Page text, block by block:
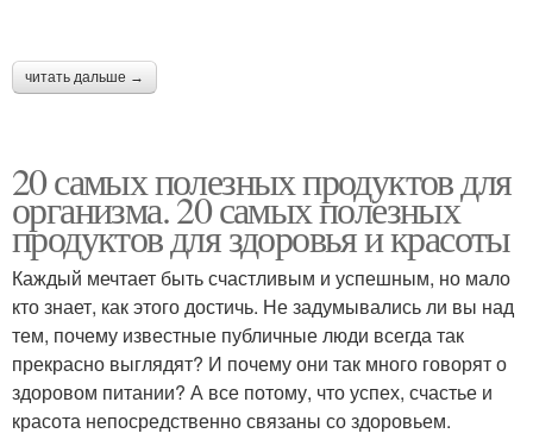
читать дальше →
20 самых полезных продуктов для
организма. 20 самых полезных
продуктов для здоровья и красоты
Каждый мечтает быть счастливым и успешным, но мало
кто знает, как этого достичь. Не задумывались ли вы над
тем, почему известные публичные люди всегда так
прекрасно выглядят? И почему они так много говорят о
здоровом питании? А все потому, что успех, счастье и
красота непосредственно связаны со здоровьем.